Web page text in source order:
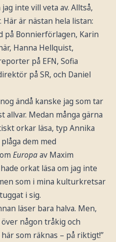
inte vill veta av. Alltså,
är nästan hela listan:
på Bonnierförlagen, Karin
Hanna Hellquist,
på EFN, Sofia
på SR, och Daniel
ändå kanske jag som tar
Medan många gärna
orkar läsa, typ Annika
dem med
Europaav Maxim
orkat läsa om jag inte
som i mina kulturkretsar
i sig.
läser bara halva. Men,
någon tråkig och
som räknas – på riktigt!”